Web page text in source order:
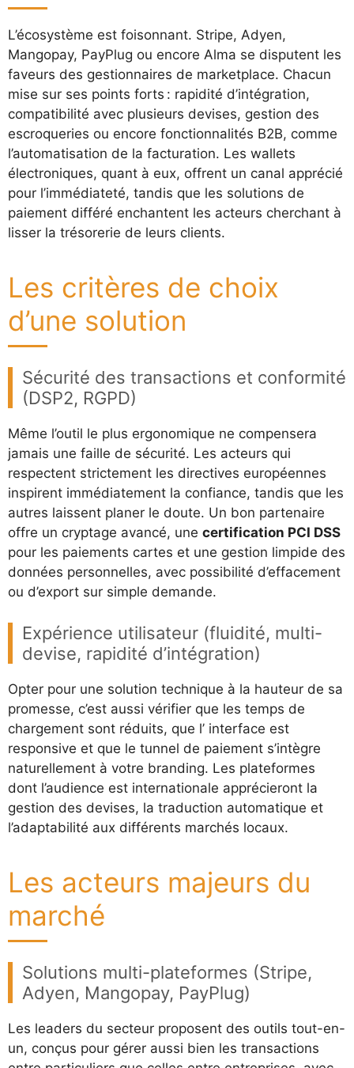
L’écosystème est foisonnant. Stripe, Adyen,
Mangopay, PayPlug ou encore Alma se disputent les
faveurs des gestionnaires de marketplace. Chacun
mise sur ses points forts : rapidité d’intégration,
compatibilité avec plusieurs devises, gestion des
escroqueries ou encore fonctionnalités B2B, comme
l’automatisation de la facturation. Les wallets
électroniques, quant à eux, offrent un canal apprécié
pour l’immédiateté, tandis que les solutions de
paiement différé enchantent les acteurs cherchant à
lisser la trésorerie de leurs clients.
Les critères de choix
d’une solution
Sécurité des transactions et conformité
(DSP2, RGPD)
Même l’outil le plus ergonomique ne compensera
jamais une faille de sécurité. Les acteurs qui
respectent strictement les directives européennes
inspirent immédiatement la confiance, tandis que les
autres laissent planer le doute. Un bon partenaire
offre un cryptage avancé, une certification PCI DSS
pour les paiements cartes et une gestion limpide des
données personnelles, avec possibilité d’effacement
ou d’export sur simple demande.
Expérience utilisateur (fluidité, multi-
devise, rapidité d’intégration)
Opter pour une solution technique à la hauteur de sa
promesse, c’est aussi vérifier que les temps de
chargement sont réduits, que l’ interface est
responsive et que le tunnel de paiement s’intègre
naturellement à votre branding. Les plateformes
dont l’audience est internationale apprécieront la
gestion des devises, la traduction automatique et
l’adaptabilité aux différents marchés locaux.
Les acteurs majeurs du
marché
Solutions multi-plateformes (Stripe,
Adyen, Mangopay, PayPlug)
Les leaders du secteur proposent des outils tout-en-
un, conçus pour gérer aussi bien les transactions